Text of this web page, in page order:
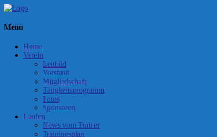
Menu
Home
Verein
Leitbild
Vorstand
Mitgliedschaft
Tätigkeitsprogramm
Fotos
Sponsoren
Laufen
News vom Trainer
Trainingsplan